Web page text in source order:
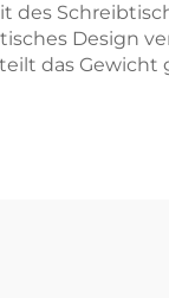
des
Design
das Gewicht